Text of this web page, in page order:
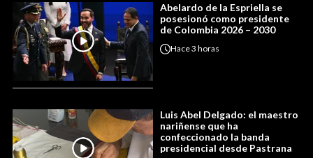
Abelardo de la Espriella se
posesionó como presidente
de Colombia 2026 – 2030
Hace3 horas
Luis Abel Delgado: el maestro
nariñense que ha
confeccionado la banda
presidencial desde Pastrana